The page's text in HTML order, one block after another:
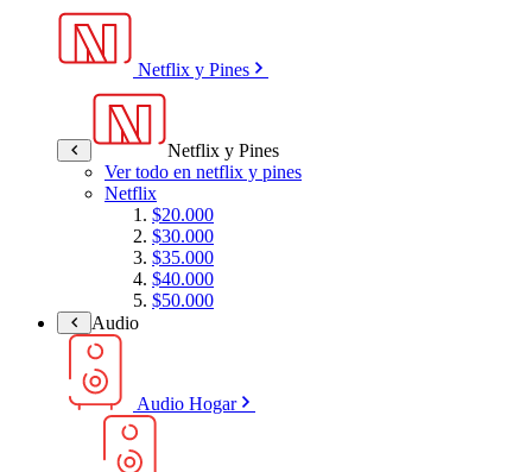
Netflix y Pines
Netflix y Pines
Ver todo en netflix y pines
Netflix
$20.000
$30.000
$35.000
$40.000
$50.000
Audio
Audio Hogar